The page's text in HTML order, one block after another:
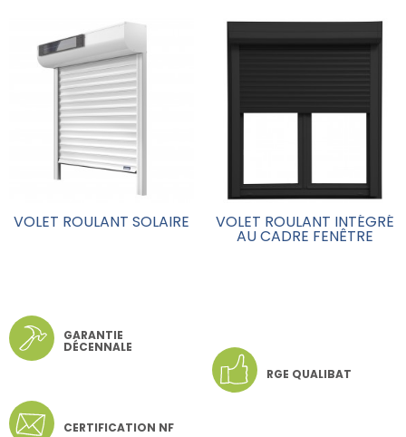
VOLET ROULANT SOLAIRE VOLET ROULANT INTÉGRÉ
AU CADRE FENÊTRE
GARANTIE
DÉCENNALE
RGE QUALIBAT
CERTIFICATION NF